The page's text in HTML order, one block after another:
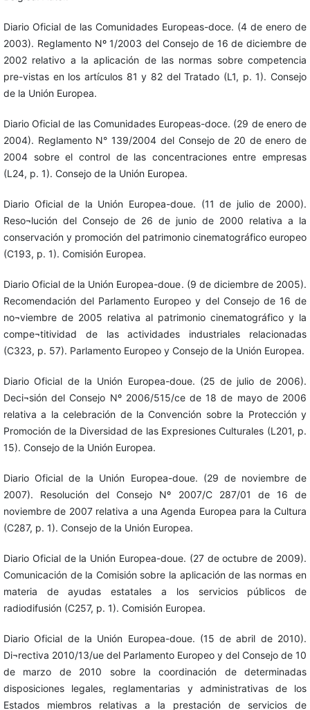
Diario Oficial de las Comunidades Europeas-doce. (4 de enero de
2003). Reglamento Nº 1/2003 del Consejo de 16 de diciembre de
2002 relativo a la aplicación de las normas sobre competencia
pre-vistas en los artículos 81 y 82 del Tratado (L1, p. 1). Consejo
de la Unión Europea.
Diario Oficial de las Comunidades Europeas-doce. (29 de enero de
2004). Reglamento N° 139/2004 del Consejo de 20 de enero de
2004 sobre el control de las concentraciones entre empresas
(L24, p. 1). Consejo de la Unión Europea.
Diario Oficial de la Unión Europea-doue. (11 de julio de 2000).
Reso¬lución del Consejo de 26 de junio de 2000 relativa a la
conservación y promoción del patrimonio cinematográfico europeo
(C193, p. 1). Comisión Europea.
Diario Oficial de la Unión Europea-doue. (9 de diciembre de 2005).
Recomendación del Parlamento Europeo y del Consejo de 16 de
no¬viembre de 2005 relativa al patrimonio cinematográfico y la
compe¬titividad de las actividades industriales relacionadas
(C323, p. 57). Parlamento Europeo y Consejo de la Unión Europea.
Diario Oficial de la Unión Europea-doue. (25 de julio de 2006).
Deci¬sión del Consejo Nº 2006/515/ce de 18 de mayo de 2006
relativa a la celebración de la Convención sobre la Protección y
Promoción de la Diversidad de las Expresiones Culturales (L201, p.
15). Consejo de la Unión Europea.
Diario Oficial de la Unión Europea-doue. (29 de noviembre de
2007). Resolución del Consejo Nº 2007/C 287/01 de 16 de
noviembre de 2007 relativa a una Agenda Europea para la Cultura
(C287, p. 1). Consejo de la Unión Europea.
Diario Oficial de la Unión Europea-doue. (27 de octubre de 2009).
Comunicación de la Comisión sobre la aplicación de las normas en
materia de ayudas estatales a los servicios públicos de
radiodifusión (C257, p. 1). Comisión Europea.
Diario Oficial de la Unión Europea-doue. (15 de abril de 2010).
Di¬rectiva 2010/13/ue del Parlamento Europeo y del Consejo de 10
de marzo de 2010 sobre la coordinación de determinadas
disposiciones legales, reglamentarias y administrativas de los
Estados miembros relativas a la prestación de servicios de